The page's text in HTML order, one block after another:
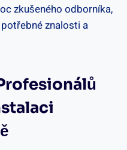
zkušeného odborníka,
znalosti a